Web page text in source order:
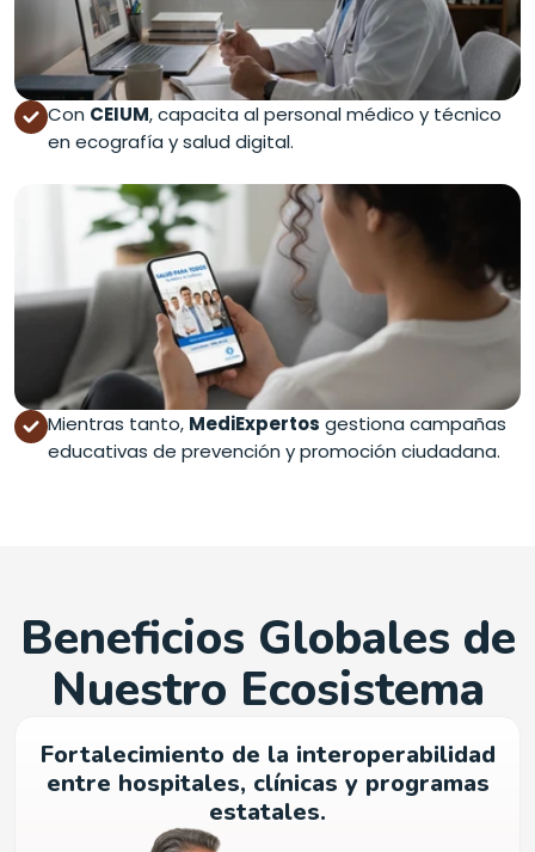
Con CEIUM, capacita al personal médico y técnico
en ecografía y salud digital.
Mientras tanto, MediExpertos gestiona campañas
educativas de prevención y promoción ciudadana.
Beneficios Globales de
Nuestro Ecosistema
Fortalecimiento de la interoperabilidad
entre hospitales, clínicas y programas